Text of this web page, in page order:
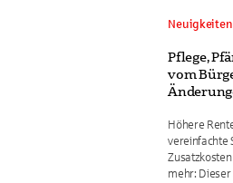
Pflege,
vom
Höhere
vereinfachte
mehr: